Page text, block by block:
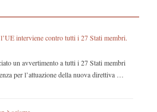
interviene contro tutti i 27 Stati membri.
un avvertimento a tutti i 27 Stati membri
per l’attuazione della nuova direttiva …